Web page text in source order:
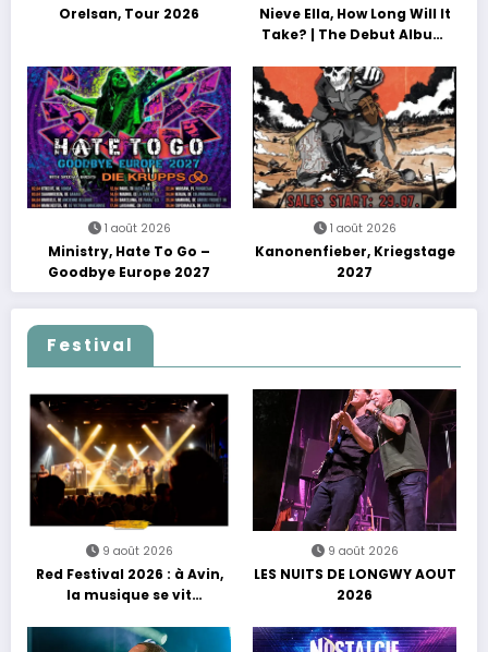
Orelsan, Tour 2026
Nieve Ella, How Long Will It
Take? | The Debut Album
1 août 2026
Ministry, Hate To Go –
Goodbye Europe 2027
1 août 2026
Kanonenfieber, Kriegstage
2027
Festival
9 août 2026
Red Festival 2026 : à Avin,
la musique se vit
9 août 2026
LES NUITS DE LONGWY AOUT
2026